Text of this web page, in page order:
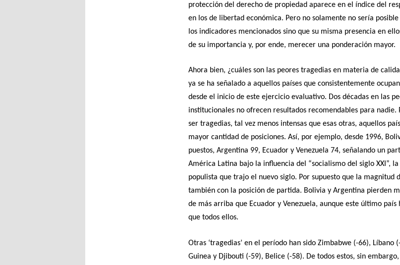
protección del derecho de propiedad aparece en el índice del
en los de libertad económica. Pero no solamente no sería
los indicadores mencionados sino que su misma presencia en
de su importancia y, por ende, merecer una ponderación mayor.
Ahora bien, ¿cuáles son las peores tragedias en materia de
ya se ha señalado a aquellos países que consistentemente
desde el inicio de este ejercicio evaluativo. Dos décadas en las
institucionales no ofrecen resultados recomendables para nadie.
ser tragedias, tal vez menos intensas que esas otras, aquellos
mayor cantidad de posiciones. Así, por ejemplo, desde 1996,
puestos, Argentina 99, Ecuador y Venezuela 74, señalando un
América Latina bajo la influencia del “socialismo del siglo XXI”,
populista que trajo el nuevo siglo. Por supuesto que la magnitud
también con la posición de partida. Bolivia y Argentina pierden
de más arriba que Ecuador y Venezuela, aunque este último país
que todos ellos.
Otras ‘tragedias’ en el período han sido Zimbabwe (-66), Líbano
Guinea y Djibouti (-59), Belice (-58). De todos estos, sin